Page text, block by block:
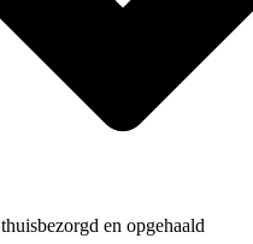
thuisbezorgd en opgehaald